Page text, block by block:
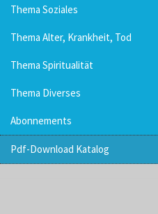
Thema Soziales
Thema Alter, Krankheit, Tod
Thema Spiritualität
Thema Diverses
Abonnements
Pdf-Download Katalog